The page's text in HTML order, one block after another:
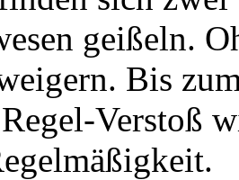
geißeln.
Bis
Verstoß